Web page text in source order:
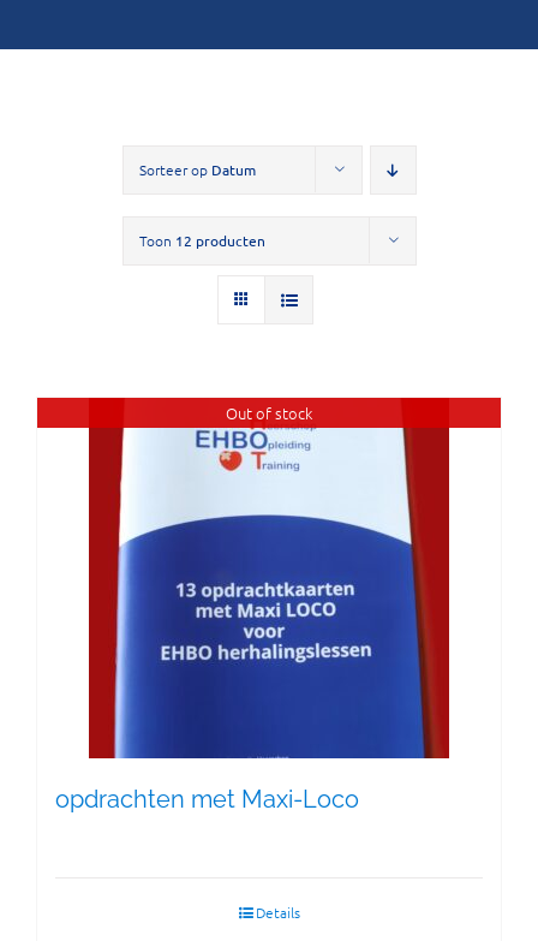
Sorteer op Datum
Toon 12 producten
Out of stock
opdrachten met Maxi-Loco
Details